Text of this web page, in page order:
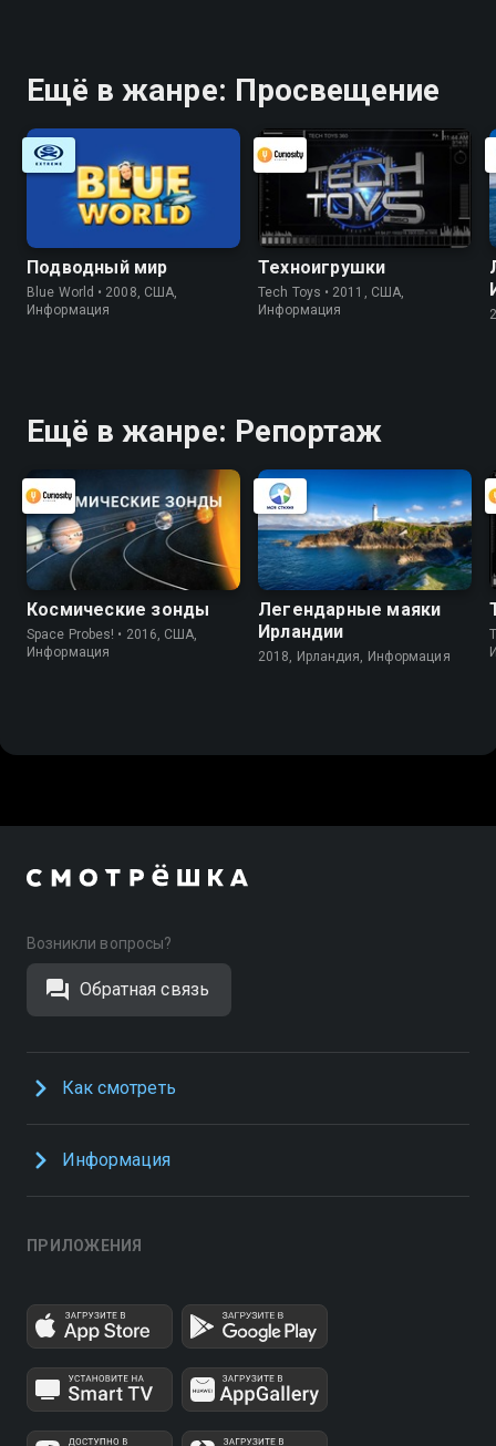
Ещё в жанре: Просвещение
Подводный мир
Blue World • 2008, США,
Информация
Техноигрушки
Tech Toys • 2011, США,
Информация
Ещё в жанре: Репортаж
Космические зонды
Space Probes! • 2016, США,
Информация
Легендарные маяки
Ирландии
2018, Ирландия, Информация
Возникли вопросы?
Обратная связь
Как смотреть
Информация
ПРИЛОЖЕНИЯ